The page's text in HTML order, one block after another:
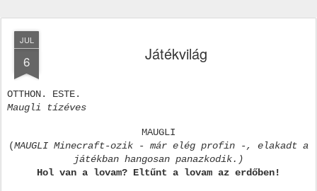
JUL
6 Játékvilág
OTTHON. ESTE.
Maugli tízéves
MAUGLI
(MAUGLI Minecraft-ozik - már elég profin -, elakadt a
játékban hangosan panazkodik.)
Hol van a lovam? Eltűnt a lovam az erdőben!